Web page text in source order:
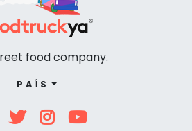
food company.
PAÍS